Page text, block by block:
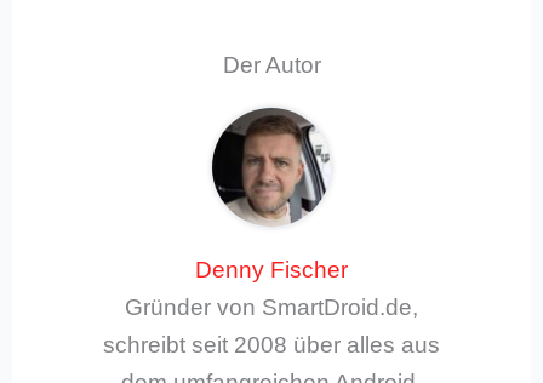
Der Autor
Denny Fischer
Gründer von SmartDroid.de,
schreibt seit 2008 über alles aus